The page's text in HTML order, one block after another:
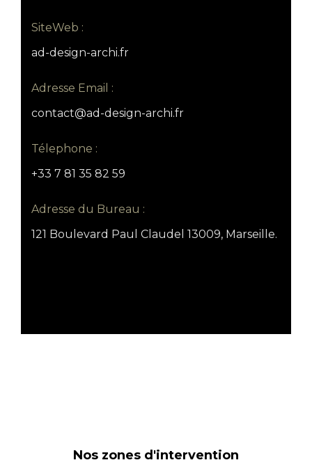
SiteWeb :
ad-design-archi.fr
Adresse Email :
contact@ad-design-archi.fr
Télephone :
+33 7 81 35 82 59
Adresse du Bureau :
121 Boulevard Paul Claudel 13009, Marseille.
Nos zones d'intervention